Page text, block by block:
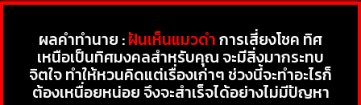
ผลคำทำนาย :ฝันเห็นแมวดําการเสี่ยงโชค ทิศ
เหนือเป็นทิศมงคลสำหรับคุณ จะมีสิ่งมากระทบ
จิตใจ ทำให้หวนคิดแต่เรื่องเก่าๆ ช่วงนี้จะทำอะไรก็
ต้องเหนื่อยหน่อย จึงจะสำเร็จได้อย่างไม่มีปัญหา